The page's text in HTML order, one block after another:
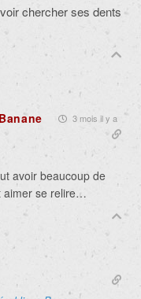
chercher ses dents
3 mois il y a
avoir beaucoup de
se relire…